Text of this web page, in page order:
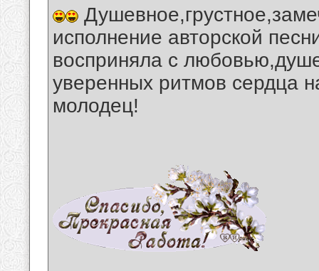
исполнение авторской
восприняла с
уверенных ритмов сердца
молодец!